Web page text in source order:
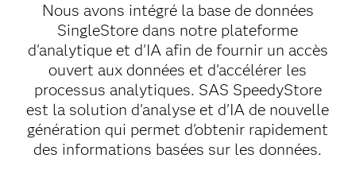
Nous avons intégré la base de données
SingleStore dans notre plateforme
d'analytique et d'IA afin de fournir un accès
ouvert aux données et d'accélérer les
processus analytiques. SAS SpeedyStore
est la solution d'analyse et d'IA de nouvelle
génération qui permet d'obtenir rapidement
des informations basées sur les données.